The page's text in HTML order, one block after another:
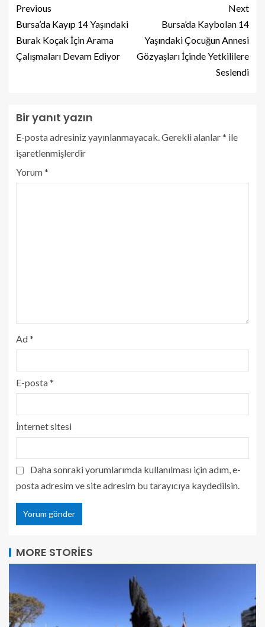
Previous
Bursa’da Kayıp 14 Yaşındaki
Burak Koçak İçin Arama
Çalışmaları Devam Ediyor
Next
Bursa’da Kaybolan 14
Yaşındaki Çocuğun Annesi
Gözyaşları İçinde Yetkililere
Seslendi
Bir yanıt yazın
E-posta adresiniz yayınlanmayacak.Gerekli alanlar* ile
işaretlenmişlerdir
Yorum*
Ad*
E-posta*
İnternet sitesi
Daha sonraki yorumlarımda kullanılması için adım, e-
posta adresim ve site adresim bu tarayıcıya kaydedilsin.
MORE STORIES